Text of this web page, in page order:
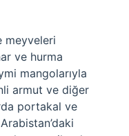
meyveleri
ve hurma
mangolarıyla
armut ve diğer
portakal ve